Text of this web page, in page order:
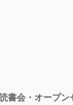
書会・オープン